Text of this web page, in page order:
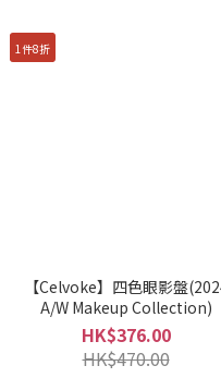
1件8折
【Celvoke】四色眼影盤
A/W Makeup Collection)
HK$376.00
HK$470.00